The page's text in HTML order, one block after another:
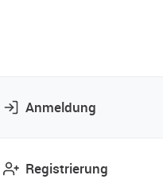
Anmeldung
Registrierung